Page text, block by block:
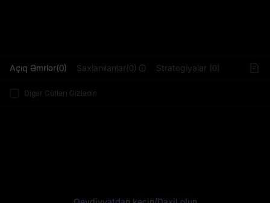
Açıq Əmrlər(0) Saxlanılanlar(0) Strategiyalar (0)
Digər Cütləri Gizlədin